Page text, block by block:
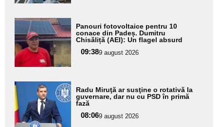
Adaugă
aici textul
pentru
subtitlu
Panouri fotovoltaice pentru 10
conace din Padeș. Dumitru
Chisăliță (AEI): Un flagel absurd
09:389 august 2026
Adaugă
aici textul
pentru
subtitlu
Radu Miruţă ar susţine o rotativă la
guvernare, dar nu cu PSD în primă
fază
08:069 august 2026